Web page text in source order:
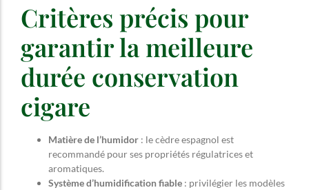
Critères précis pour
garantir la meilleure
durée conservation
cigare
Matière de l’humidor : le cèdre espagnol est
recommandé pour ses propriétés régulatrices et
aromatiques.
Système d’humidification fiable : privilégier les modèles